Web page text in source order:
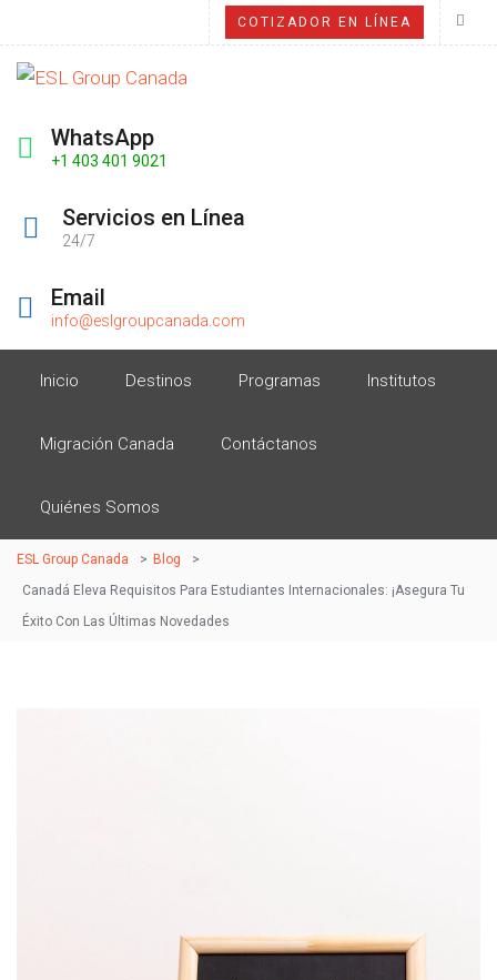
COTIZADOR EN LÍNEA
WhatsApp
+1 403 401 9021
Servicios en Línea
24/7
Email
info@eslgroupcanada.com
Inicio Destinos Programas Institutos
Migración Canada Contáctanos
Quiénes Somos
ESL Group Canada > Blog
>
Canadá Eleva Requisitos Para Estudiantes Internacionales: ¡Asegura Tu
Éxito Con Las Últimas Novedades